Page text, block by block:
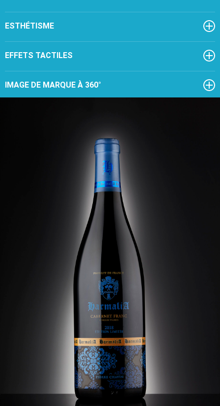
ESTHÉTISME
EFFETS TACTILES
IMAGE DE MARQUE À 360°